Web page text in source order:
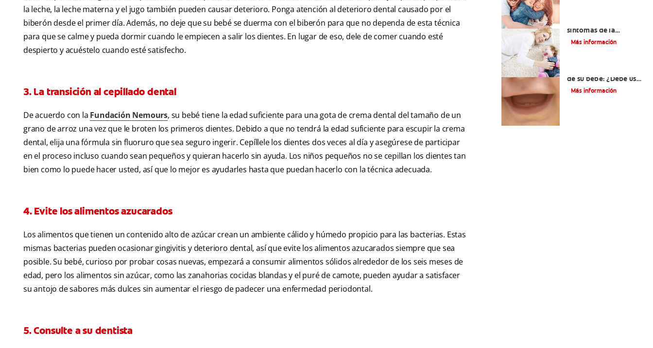
la leche, la leche materna y el jugo también pueden causar deterioro. Ponga atención al deterioro dental causado por el
biberón desde el primer día. Además, no deje que su bebé se duerma con el biberón para que no dependa de esta técnica
para que se calme y pueda dormir cuando le empiecen a salir los dientes. En lugar de eso, dele de comer cuando esté
despierto y acuéstelo cuando esté satisfecho.
3. La transición al cepillado dental
De acuerdo con la Fundación Nemours, su bebé tiene la edad suficiente para una gota de crema dental del tamaño de un
grano de arroz una vez que le broten los primeros dientes. Debido a que no tendrá la edad suficiente para escupir la crema
dental, elija una fórmula sin fluoruro que sea seguro ingerir. Cepíllele los dientes dos veces al día y asegúrese de participar
en el proceso incluso cuando sean pequeños y quieran hacerlo sin ayuda. Los niños pequeños no se cepillan los dientes tan
bien como lo puede hacer usted, así que lo mejor es ayudarles hasta que puedan hacerlo con la técnica adecuada.
4. Evite los alimentos azucarados
Los alimentos que tienen un contenido alto de azúcar crean un ambiente cálido y húmedo propicio para las bacterias. Estas
mismas bacterias pueden ocasionar gingivitis y deterioro dental, así que evite los alimentos azucarados siempre que sea
posible. Su bebé, curioso por probar cosas nuevas, empezará a consumir alimentos sólidos alrededor de los seis meses de
edad, pero los alimentos sin azúcar, como las zanahorias cocidas blandas y el puré de camote, pueden ayudar a satisfacer
su antojo de sabores más dulces sin aumentar el riesgo de padecer una enfermedad periodontal.
5. Consulte a su dentista
síntomas de la
dentición
Más información
de su bebé: ¿Debe usar
crema dental?
Más información